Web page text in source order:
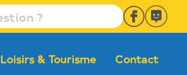
Loisirs & Tourisme Contact